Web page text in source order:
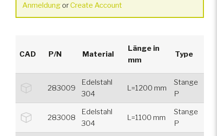
Anmeldung orCreate Account
CAD P/N Material
Länge in
mm
Type
283009
Edelstahl
304
L=1200 mm
Stange
P
283008
Edelstahl
304
L=1100 mm
Stange
P